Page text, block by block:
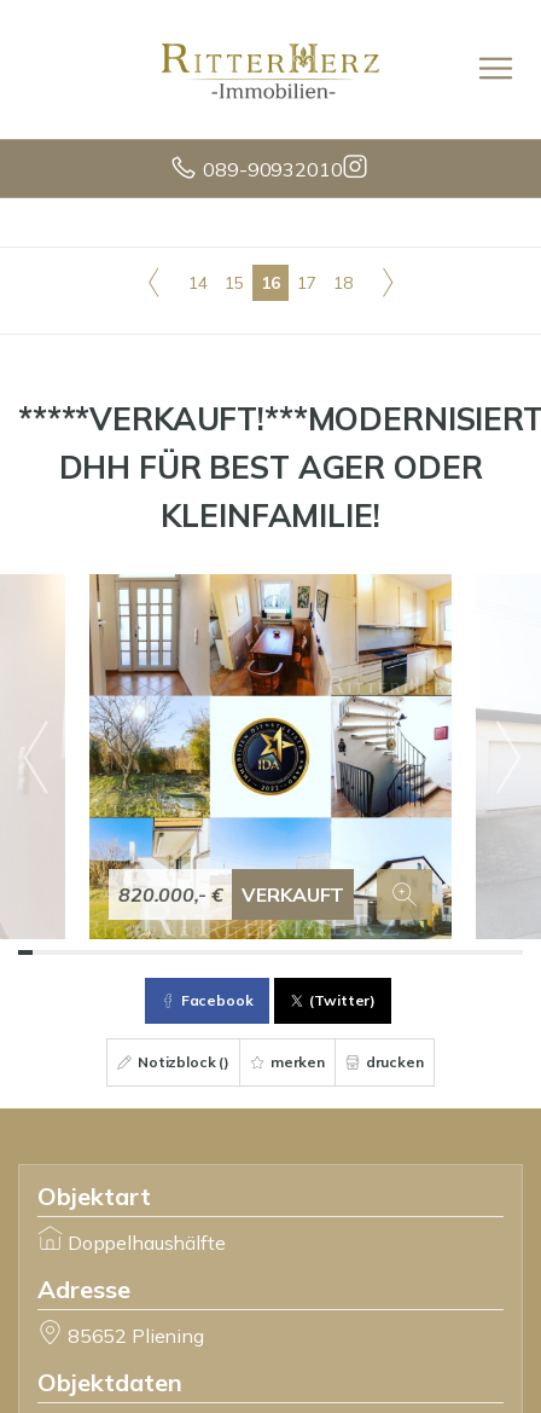
089-90932010
14 15 16 17 18
DHH FÜR BEST AGER ODER
KLEINFAMILIE!
820.000,- € VERKAUFT
Facebook (Twitter)
Notizblock () merken drucken
Objektart
Doppelhaushälfte
Adresse
85652 Pliening
Objektdaten